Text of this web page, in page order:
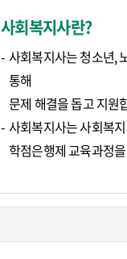
사회복지사란?
사회복지사는 청소년,
통해
문제 해결을 돕고 지원
사회복지사는 사회복
학점은행제 교육과정